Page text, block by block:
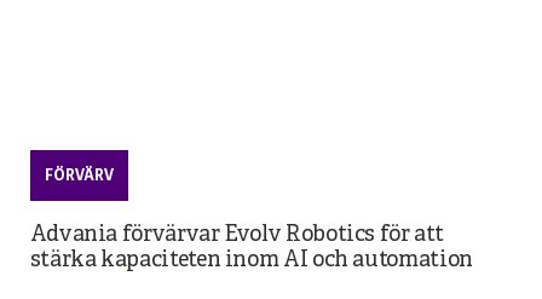
FÖRVÄRV
Advania förvärvar Evolv Robotics för att
stärka kapaciteten inom AI och automation